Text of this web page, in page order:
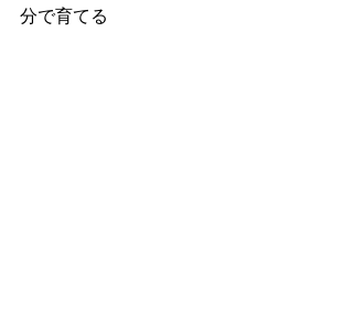
分で育てる